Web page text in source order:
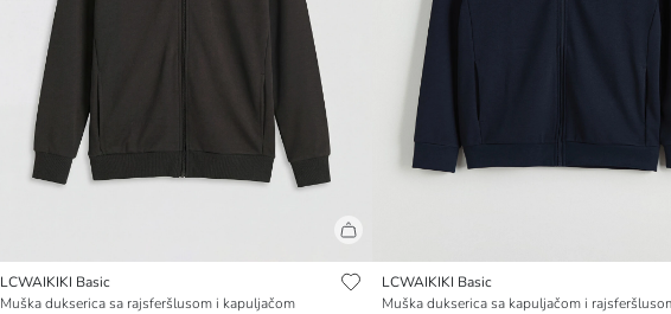
LCWAIKIKI Basic
Muška dukserica sa rajsferšlusom i kapuljačom
LCWAIKIKI Basic
Muška dukserica sa kapuljačom i